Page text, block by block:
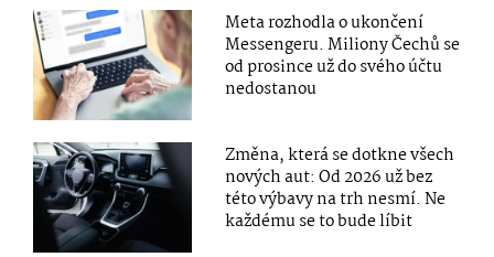
Meta rozhodla o ukončení
Messengeru. Miliony Čechů se
od prosince už do svého účtu
nedostanou
Změna, která se dotkne všech
nových aut: Od 2026 už bez
této výbavy na trh nesmí. Ne
každému se to bude líbit